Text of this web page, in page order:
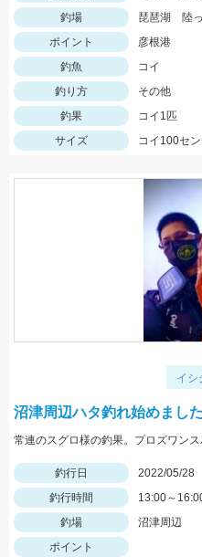
釣場
琵琶湖 陸
ポイント
彦根港
釣魚
コイ
釣り方
その他
釣果
コイ1匹
サイズ
コイ100セ
イシ
沼津周辺ハタ釣れ始めまし
常連のスグロ様の釣果。プロズワン
釣行日
2022/05/28
釣行時間
13:00～
釣場
沼津周辺
ポイント